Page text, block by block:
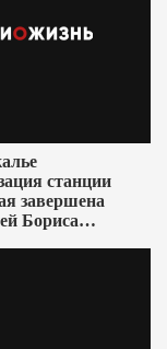
станции
завершена
Бориса